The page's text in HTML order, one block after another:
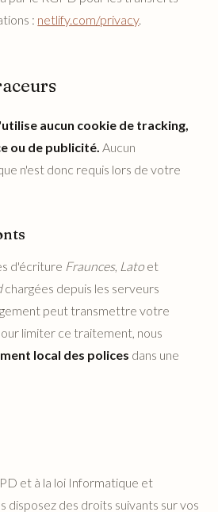
: netlify.com/privacy.
aucun cookie de tracking,
ou de publicité. Aucun
n'est donc requis lors de votre
d'écriture Fraunces, Lato et
chargées depuis les serveurs
peut transmettre votre
limiter ce traitement, nous
local des polices dans une
et à la loi Informatique et
disposez des droits suivants sur vos